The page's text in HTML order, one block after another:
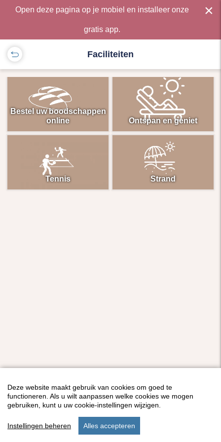
Open deze pagina op je mobiel en installeer onze
gratis app.
×
Faciliteiten
Bestel uw boodschappen
online
Ontspan en geniet
Tennis Strand
start zoek verblijf instellingen
Deze website maakt gebruik van cookies om goed te
functioneren. Als u wilt aanpassen welke cookies we mogen
gebruiken, kunt u uw cookie-instellingen wijzigen.
Instellingen beheren Alles accepteren